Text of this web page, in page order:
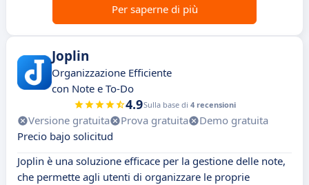
Per saperne di più
Joplin
Organizzazione Efficiente
con Note e To-Do
4.9Sulla base di 4 recensioni
Versione gratuita Prova gratuita
Demo gratuita
Precio bajo solicitud
Joplin è una soluzione efficace per la gestione delle note,
che permette agli utenti di organizzare le proprie